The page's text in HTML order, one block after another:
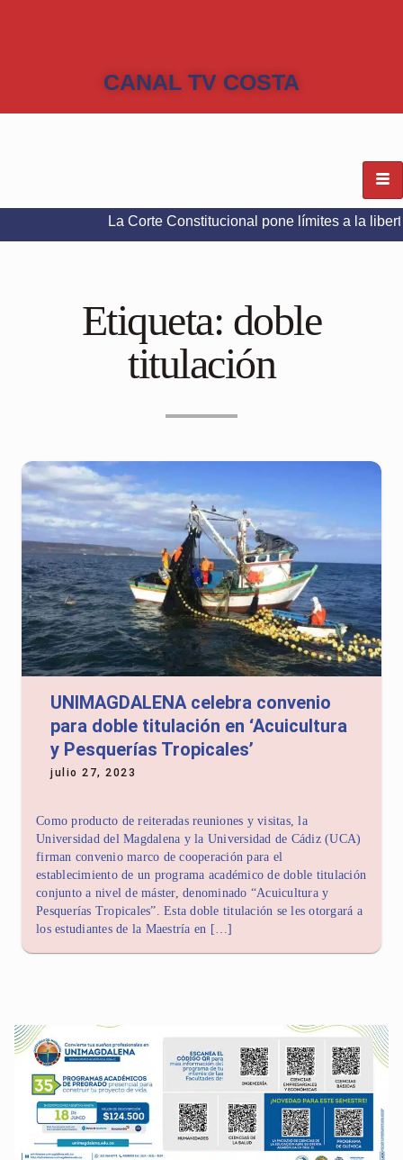
CANAL TV COSTA
La Corte Constitucional pone límites a la libertad de
Etiqueta: doble
titulación
UNIMAGDALENA celebra convenio
para doble titulación en ‘Acuicultura
y Pesquerías Tropicales’
julio 27, 2023
Como producto de reiteradas reuniones y visitas, la
Universidad del Magdalena y la Universidad de Cádiz (UCA)
firman convenio marco de cooperación para el
establecimiento de un programa académico de doble titulación
conjunto a nivel de máster, denominado “Acuicultura y
Pesquerías Tropicales”. Esta doble titulación se les otorgará a
los estudiantes de la Maestría en […]